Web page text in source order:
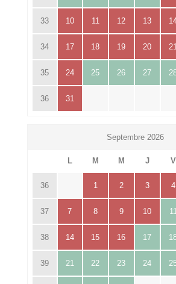
33 10 11 12 13
34 17 18 19 20 21
35 24 25 26 27
36 31
Septembre 2026
L M M J V
36 1 2 3 4
37 7 8 9 10 11
38 14 15 16 17
39 21 22 23 24